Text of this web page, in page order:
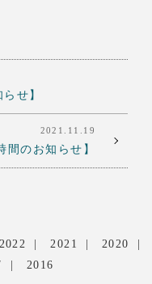
せ】
2021.11.19
間のお知らせ】
2022 2021
2020
2016